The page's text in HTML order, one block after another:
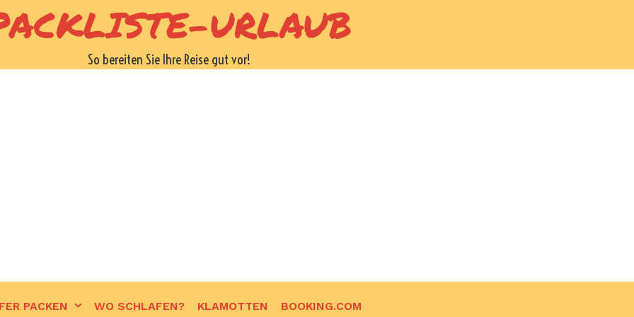
URLAUB
So bereiten Sie Ihre Reise gut vor!
PACKEN WO SCHLAFEN? KLAMOTTEN BOOKING.COM